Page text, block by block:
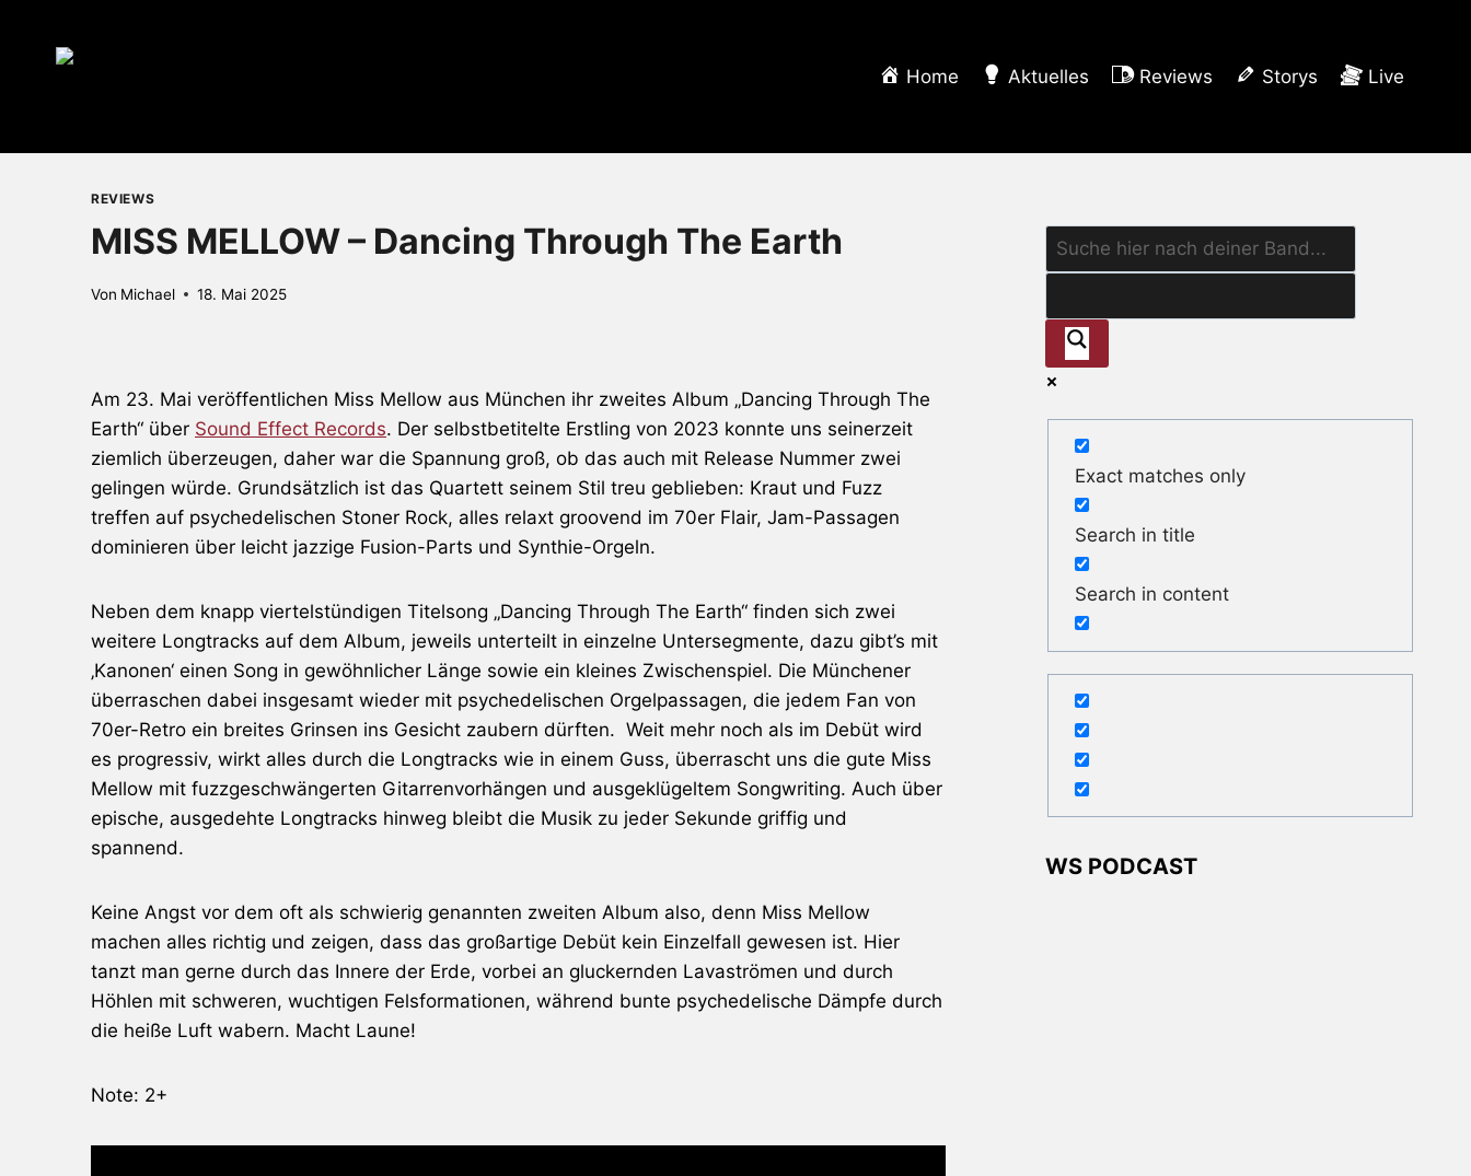
Home Aktuelles Reviews Storys Live
REVIEWS
MISS MELLOW – Dancing Through The Earth
Von Michael 18. Mai 2025
Am 23. Mai veröffentlichen Miss Mellow aus München ihr zweites Album „Dancing Through The
Earth“ über Sound Effect Records. Der selbstbetitelte Erstling von 2023 konnte uns seinerzeit
ziemlich überzeugen, daher war die Spannung groß, ob das auch mit Release Nummer zwei
gelingen würde. Grundsätzlich ist das Quartett seinem Stil treu geblieben: Kraut und Fuzz
treffen auf psychedelischen Stoner Rock, alles relaxt groovend im 70er Flair, Jam-Passagen
dominieren über leicht jazzige Fusion-Parts und Synthie-Orgeln.
Neben dem knapp viertelstündigen Titelsong „Dancing Through The Earth“ finden sich zwei
weitere Longtracks auf dem Album, jeweils unterteilt in einzelne Untersegmente, dazu gibt’s mit
‚Kanonen‘ einen Song in gewöhnlicher Länge sowie ein kleines Zwischenspiel. Die Münchener
überraschen dabei insgesamt wieder mit psychedelischen Orgelpassagen, die jedem Fan von
70er-Retro ein breites Grinsen ins Gesicht zaubern dürften. Weit mehr noch als im Debüt wird
es progressiv, wirkt alles durch die Longtracks wie in einem Guss, überrascht uns die gute Miss
Mellow mit fuzzgeschwängerten Gitarrenvorhängen und ausgeklügeltem Songwriting. Auch über
epische, ausgedehte Longtracks hinweg bleibt die Musik zu jeder Sekunde griffig und
spannend.
Keine Angst vor dem oft als schwierig genannten zweiten Album also, denn Miss Mellow
machen alles richtig und zeigen, dass das großartige Debüt kein Einzelfall gewesen ist. Hier
tanzt man gerne durch das Innere der Erde, vorbei an gluckernden Lavaströmen und durch
Höhlen mit schweren, wuchtigen Felsformationen, während bunte psychedelische Dämpfe durch
die heiße Luft wabern. Macht Laune!
Note: 2+
Exact matches only
Search in title
Search in content
WS PODCAST